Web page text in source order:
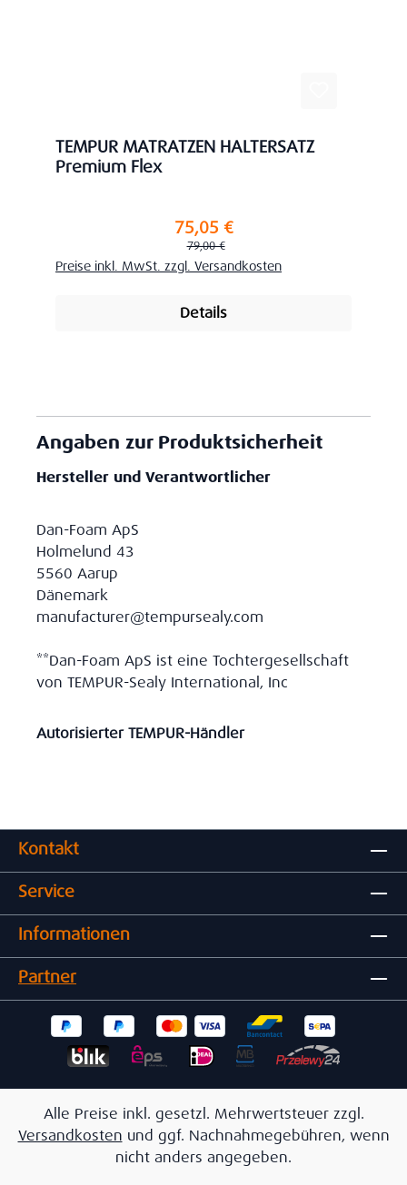
TEMPUR MATRATZEN HALTERSATZ
Premium Flex
75,05 €
Regulärer Preis:
79,00 €
Preise inkl. MwSt. zzgl. Versandkosten
Details
Angaben zur Produktsicherheit
Hersteller und Verantwortlicher
Dan-Foam ApS
Holmelund 43
5560 Aarup
Dänemark
manufacturer@tempursealy.com
**Dan-Foam ApS ist eine Tochtergesellschaft
von TEMPUR-Sealy International, Inc
Autorisierter TEMPUR-Händler
Kontakt
Service
Informationen
Partner
Alle Preise inkl. gesetzl. Mehrwertsteuer zzgl.
Versandkosten und ggf. Nachnahmegebühren, wenn
nicht anders angegeben.